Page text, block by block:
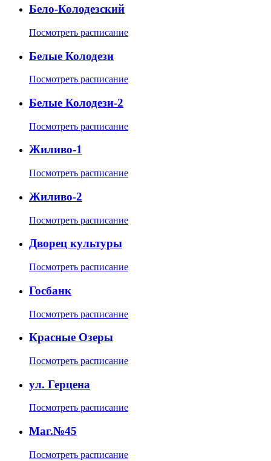
Бело-Колодезский
Посмотреть расписание
Белые Колодези
Посмотреть расписание
Белые Колодези-2
Посмотреть расписание
Жиливо-1
Посмотреть расписание
Жиливо-2
Посмотреть расписание
Дворец культуры
Посмотреть расписание
Госбанк
Посмотреть расписание
Красные Озеры
Посмотреть расписание
ул. Герцена
Посмотреть расписание
Маг.№45
Посмотреть расписание